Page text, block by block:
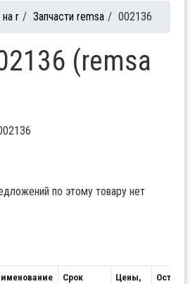
r / Запчасти remsa / 002136
(remsa
по этому товару нет
Срок
Цены,
Остаток